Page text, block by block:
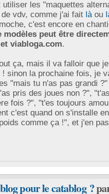
utiliser les "maquettes
vdv, comme j'ai fait làou
c'est encore en
modèles peut être
viabloga.com.
ça, mais il va falloir que
! sinon la prochaine fois, je
"mais tu n'as pas grandi ?"
pris des joues non ?",
fois ?", "t'es toujours
c'est quand on s'installe
comme ça !", et j'en
pour le catablog ?